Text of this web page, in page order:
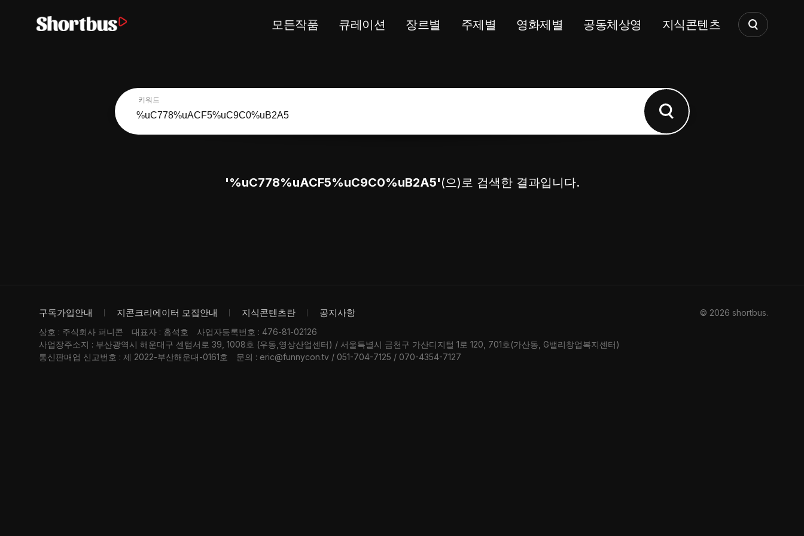
모든작품 큐레이션 장르별 주제별 영화제별 공동체상영 지식콘텐츠
키워드
'%uC778%uACF5%uC9C0%uB2A5'(으)로 검색한 결과입니다.
구독가입안내 지콘크리에이터 모집안내 지식콘텐츠란 공지사항
상호 : 주식회사 퍼니콘 대표자 : 홍석호
사업자등록번호 : 476-81-02126
사업장주소지 : 부산광역시 해운대구 센텀서로 39, 1008호 (우동,영상산업센터) / 서울특별시 금천구 가산디지털 1로 120, 701호(가산동, G밸리창업복지센터)
통신판매업 신고번호 : 제 2022-부산해운대-0161호
문의 : eric@funnycon.tv / 051-704-7125 / 070-4354-7127
© 2026 shortbus.